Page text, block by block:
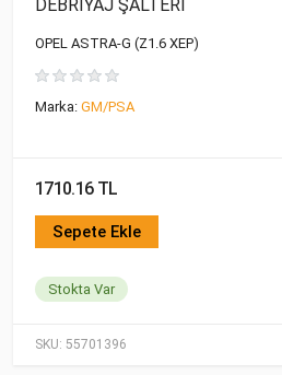
SKU: 55701396
DEBRİYAJ ŞALTERİ
OPEL ASTRA-G (Z1.6 XEP)
Marka: GM/PSA
1710.16 TL
Sepete Ekle
Stokta Var